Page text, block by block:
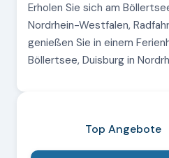
Erholen Sie sich am
Nordrhein-Westfalen,
genießen Sie in einem
Böllertsee, Duisburg in
Top Angebote